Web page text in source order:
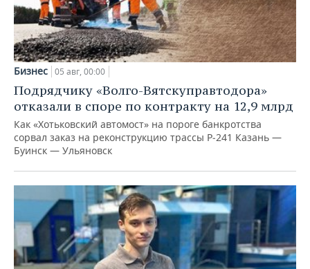
Бизнес 05 авг, 00:00
Подрядчику «Волго-Вятскуправтодора»
отказали в споре по контракту на 12,9 млрд
Как «Хотьковский автомост» на пороге банкротства
сорвал заказ на реконструкцию трассы Р‑241 Казань —
Буинск — Ульяновск